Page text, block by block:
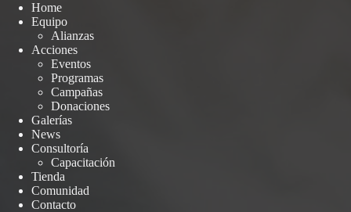
Home
Equipo
Alianzas
Acciones
Eventos
Programas
Campañas
Donaciones
Galerías
News
Consultoría
Capacitación
Tienda
Comunidad
Contacto